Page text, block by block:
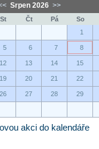
Srpen 2026 >>
St Čt Pá So
1
5 6 7 8
12 13 14 15
19 20 21 22
26 27 28 29
akci do kalendáře